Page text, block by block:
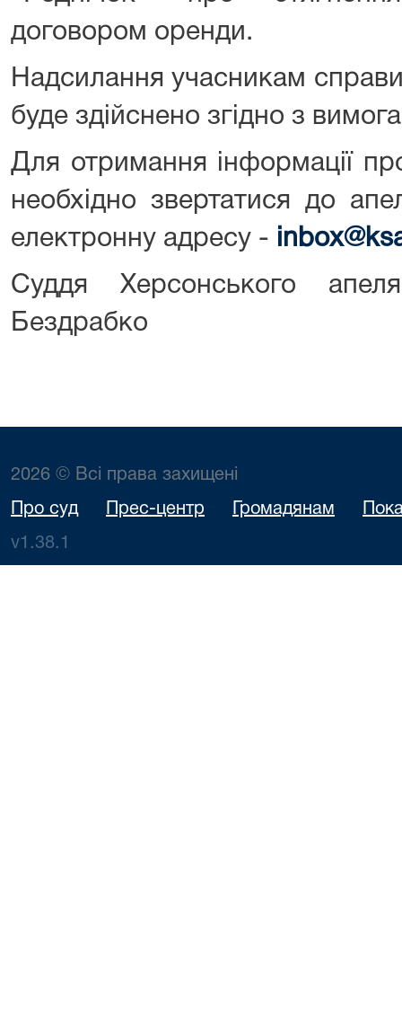
договором оренди.
Надсилання учасникам справи
буде здійснено згідно з
Для отримання інформації
необхідно звертатися до
електронну адресу -
Суддя Херсонського
Бездрабко
2026 © Всі права захищені
Про суд Прес-центр Громадянам
v1.38.1